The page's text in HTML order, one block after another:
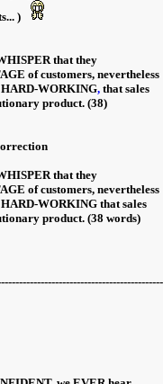
)
that they
of customers, nevertheless
HARD-WORKING, that sales
product. (38)
that they
of customers, nevertheless
WORKING that sales
product. (38 words)